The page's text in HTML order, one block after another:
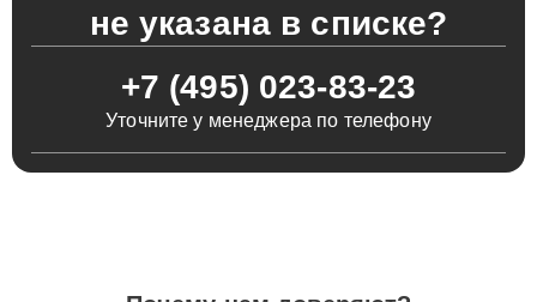
не указана в списке?
+7 (495) 023-83-23
Уточните у менеджера по телефону